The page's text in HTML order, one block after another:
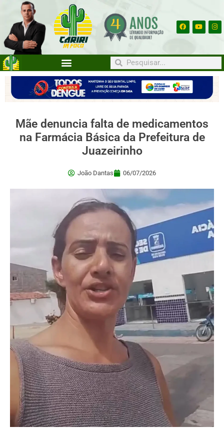
Mãe denuncia falta de medicamentos
na Farmácia Básica da Prefeitura de
Juazeirinho
João Dantas 06/07/2026